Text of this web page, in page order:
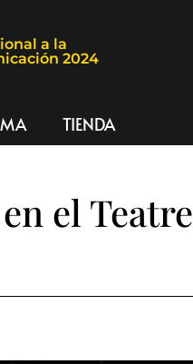
a la
2024
TIENDA
el Teatre